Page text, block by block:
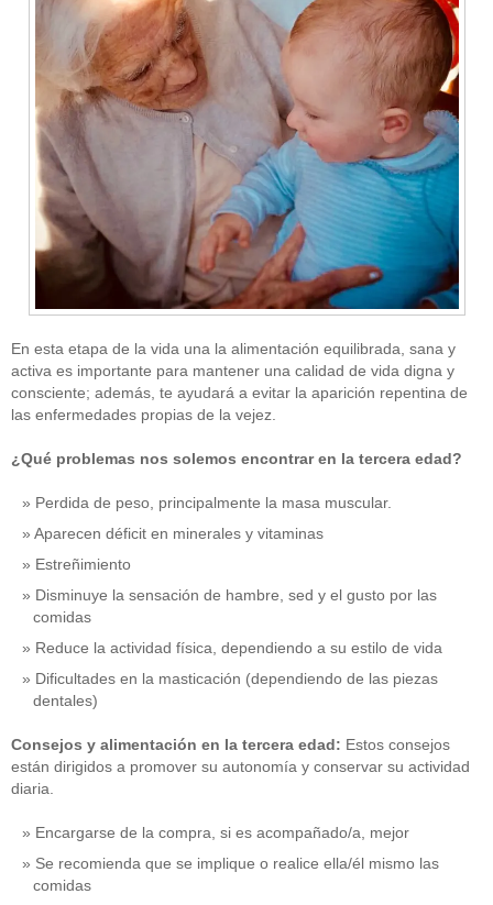
En esta etapa de la vida una la alimentación equilibrada, sana y
activa es importante para mantener una calidad de vida digna y
consciente; además, te ayudará a evitar la aparición repentina de
las enfermedades propias de la vejez.
¿Qué problemas nos solemos encontrar en la tercera edad?
Perdida de peso, principalmente la masa muscular.
Aparecen déficit en minerales y vitaminas
Estreñimiento
Disminuye la sensación de hambre, sed y el gusto por las
comidas
Reduce la actividad física, dependiendo a su estilo de vida
Dificultades en la masticación (dependiendo de las piezas
dentales)
Consejos y alimentación en la tercera edad: Estos consejos
están dirigidos a promover su autonomía y conservar su actividad
diaria.
Encargarse de la compra, si es acompañado/a, mejor
Se recomienda que se implique o realice ella/él mismo las
comidas